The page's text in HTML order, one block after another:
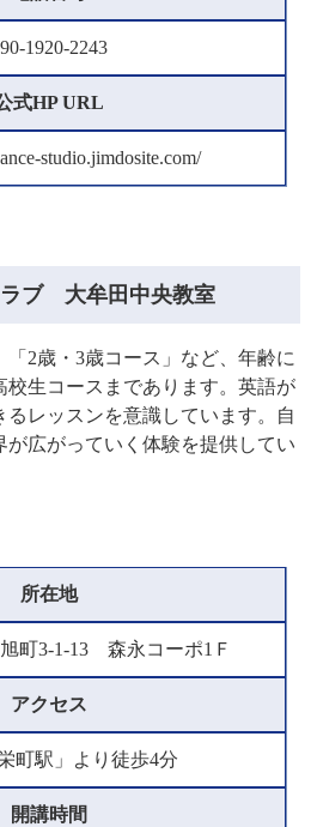
1920-2243
式HP URL
studio.jimdosite.com/
ブ 大牟田中央教室
「2歳・3歳コース」など、年齢に
校生コースまであります。英語が
レッスンを意識しています。自
広がっていく体験を提供してい
所在地
町3-1-13 森永コーポ1Ｆ
アクセス
町駅」より徒歩4分
開講時間